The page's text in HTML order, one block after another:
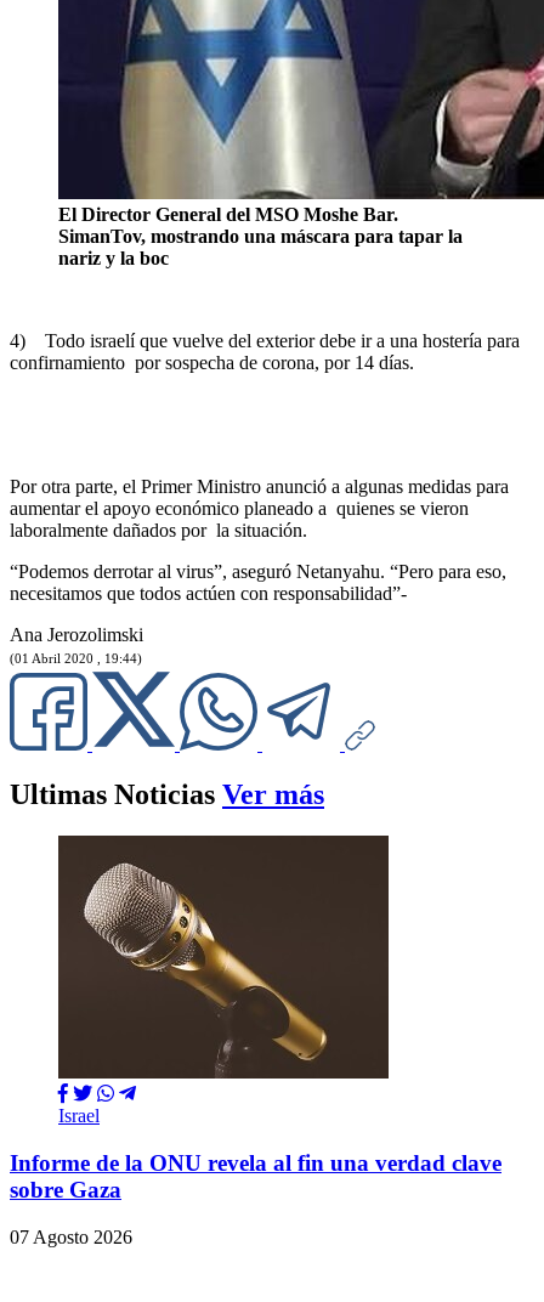
El Director General del MSO Moshe Bar.
SimanTov, mostrando una máscara para tapar la
nariz y la boc
4) Todo israelí que vuelve del exterior debe ir a una hostería para
confirnamiento por sospecha de corona, por 14 días.
Por otra parte, el Primer Ministro anunció a algunas medidas para
aumentar el apoyo económico planeado a quienes se vieron
laboralmente dañados por la situación.
“Podemos derrotar al virus”, aseguró Netanyahu. “Pero para eso,
necesitamos que todos actúen con responsabilidad”-
Ana Jerozolimski
(01 Abril 2020 , 19:44)
Ultimas Noticias Ver más
Israel
Informe de la ONU revela al fin una verdad clave
sobre Gaza
07 Agosto 2026